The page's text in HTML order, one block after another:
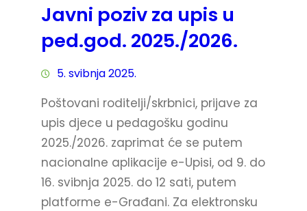
Javni poziv za upis u
ped.god. 2025./2026.
5. svibnja 2025.
Poštovani roditelji/skrbnici, prijave za
upis djece u pedagošku godinu
2025./2026. zaprimat će se putem
nacionalne aplikacije e-Upisi, od 9. do
16. svibnja 2025. do 12 sati, putem
platforme e-Građani. Za elektronsku